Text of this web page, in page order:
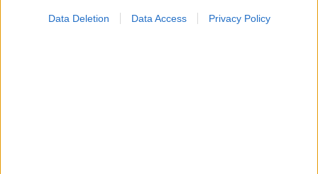
Data Deletion Data Access Privacy Policy